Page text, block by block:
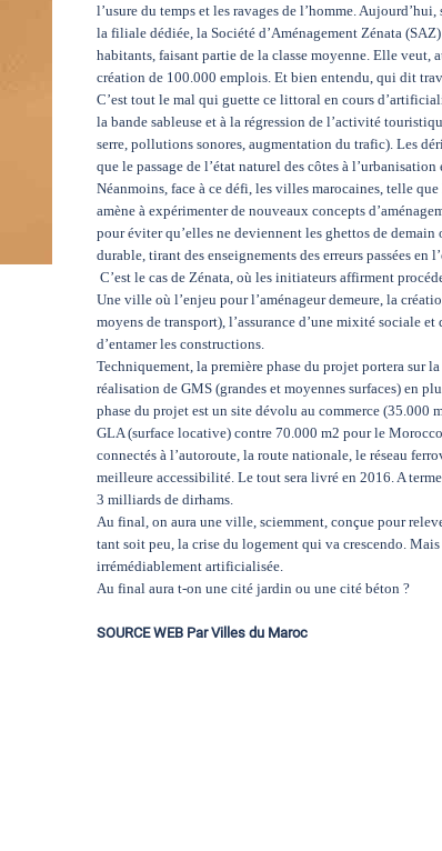
l’usure du temps et les ravages de l’homme.
la filiale dédiée, la Société d’Aménagement Zénata
habitants, faisant partie de la classe moyenne. Elle
création de 100.000 emplois. Et bien entendu, qui dit
C’est tout le mal qui guette ce littoral en cours
la bande sableuse et à la régression de l’activité
serre, pollutions sonores, augmentation du trafic). Les
que le passage de l’état naturel des côtes à l’urbanisation
Néanmoins, face à ce défi, les villes marocaines, telle
amène à expérimenter de nouveaux concepts
pour éviter qu’elles ne deviennent les ghettos de
durable, tirant des enseignements des erreurs passées en
C’est le cas de Zénata, où les initiateurs affirment
Une ville où l’enjeu pour l’aménageur demeure, la
moyens de transport), l’assurance d’une mixité sociale
d’entamer les constructions.
Techniquement, la première phase du projet portera sur
réalisation de GMS (grandes et moyennes surfaces) en
phase du projet est un site dévolu au commerce
GLA (surface locative) contre 70.000 m2 pour le
connectés à l’autoroute, la route nationale, le réseau
meilleure accessibilité. Le tout sera livré en 2016. A
3 milliards de dirhams.
Au final, on aura une ville, sciemment, conçue pour
tant soit peu, la crise du logement qui va crescendo.
irrémédiablement artificialisée.
Au final aura t-on une cité jardin ou une cité béton ?
SOURCE WEB Par Villes du Maroc